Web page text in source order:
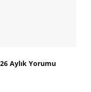
Aylık Yorumu